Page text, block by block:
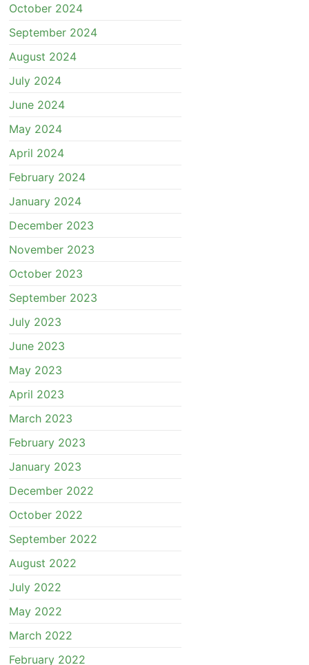
October 2024
September 2024
August 2024
July 2024
June 2024
May 2024
April 2024
February 2024
January 2024
December 2023
November 2023
October 2023
September 2023
July 2023
June 2023
May 2023
April 2023
March 2023
February 2023
January 2023
December 2022
October 2022
September 2022
August 2022
July 2022
May 2022
March 2022
February 2022